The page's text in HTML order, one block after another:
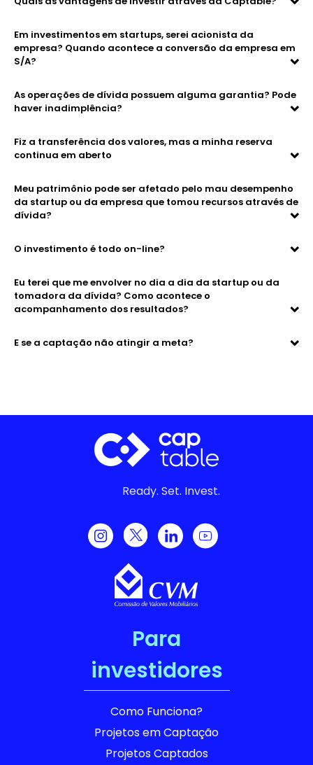
Em investimentos em startups, serei acionista da
empresa? Quando acontece a conversão da empresa em
S/A?
As operações de dívida possuem alguma garantia? Pode
haver inadimplência?
Fiz a transferência dos valores, mas a minha reserva
continua em aberto
Meu patrimônio pode ser afetado pelo mau desempenho
da startup ou da empresa que tomou recursos através de
dívida?
O investimento é todo on-line?
Eu terei que me envolver no dia a dia da startup ou da
tomadora da dívida? Como acontece o
acompanhamento dos resultados?
E se a captação não atingir a meta?
Ready. Set. Invest.
Para
investidores
Como Funciona?
Projetos em Captação
Projetos Captados